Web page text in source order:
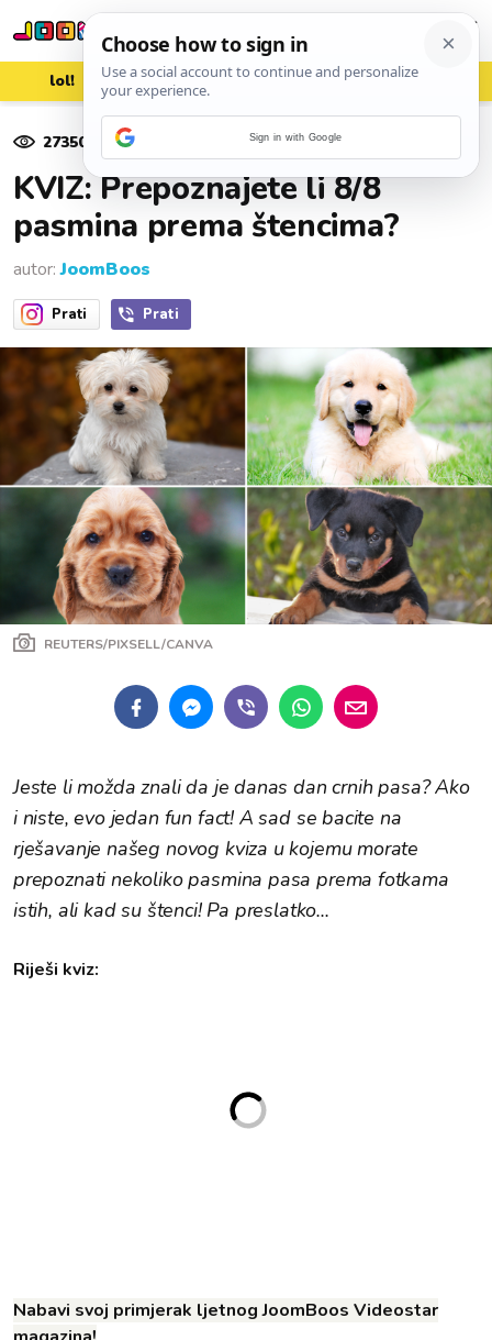
lol! aww vrh! woot?!
27350 pregleda
KVIZ: Prepoznajete li 8/8
pasmina prema štencima?
autor:JoomBoos
Prati Prati
REUTERS/PIXSELL/CANVA
Jeste li možda znali da je danas dan crnih pasa? Ako
i niste, evo jedan fun fact! A sad se bacite na
rješavanje našeg novog kviza u kojemu morate
prepoznati nekoliko pasmina pasa prema fotkama
istih, ali kad su štenci! Pa preslatko...
Riješi kviz:
Nabavi svoj primjerak ljetnog JoomBoos Videostar
Sign in with Google